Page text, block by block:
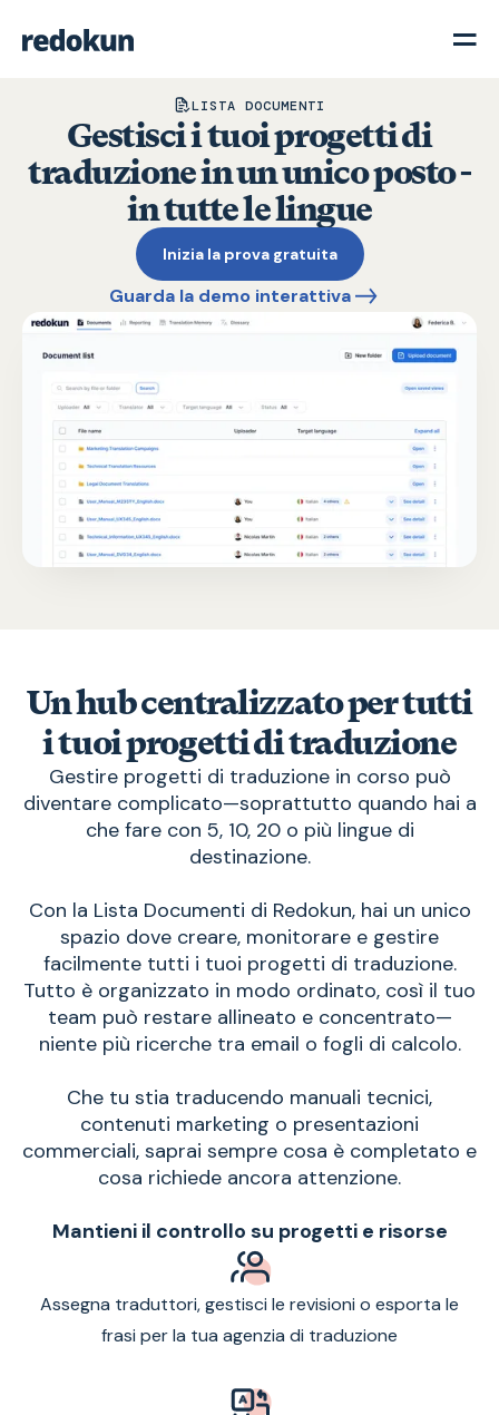
LISTA DOCUMENTI
Gestisci i tuoi progetti di
traduzione in un unico posto -
in tutte le lingue
Inizia la prova gratuita
Guarda la demo interattiva
Un hub centralizzato per tutti
i tuoi progetti di traduzione
Gestire progetti di traduzione in corso può
diventare complicato—soprattutto quando hai a
che fare con 5, 10, 20 o più lingue di
destinazione.
Con la Lista Documenti di Redokun, hai un unico
spazio dove creare, monitorare e gestire
facilmente tutti i tuoi progetti di traduzione.
Tutto è organizzato in modo ordinato, così il tuo
team può restare allineato e concentrato—
niente più ricerche tra email o fogli di calcolo.
Che tu stia traducendo manuali tecnici,
contenuti marketing o presentazioni
commerciali, saprai sempre cosa è completato e
cosa richiede ancora attenzione.
Mantieni il controllo su progetti e risorse
Assegna traduttori, gestisci le revisioni o esporta le
frasi per la tua agenzia di traduzione